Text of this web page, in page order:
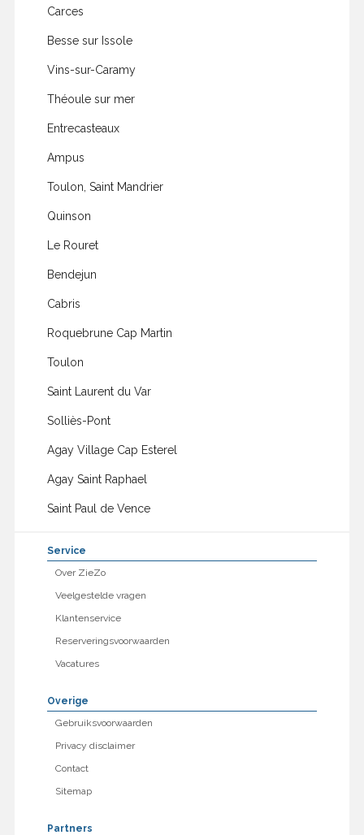
Carces
Besse sur Issole
Vins-sur-Caramy
Théoule sur mer
Entrecasteaux
Ampus
Toulon, Saint Mandrier
Quinson
Le Rouret
Bendejun
Cabris
Roquebrune Cap Martin
Toulon
Saint Laurent du Var
Solliès-Pont
Agay Village Cap Esterel
Agay Saint Raphael
Saint Paul de Vence
Service
Over ZieZo
Veelgestelde vragen
Klantenservice
Reserveringsvoorwaarden
Vacatures
Overige
Gebruiksvoorwaarden
Privacy disclaimer
Contact
Sitemap
Partners